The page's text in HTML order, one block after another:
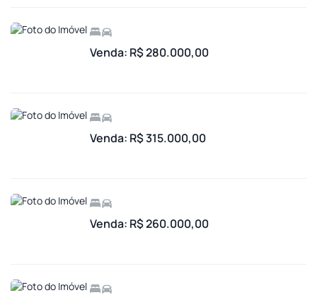
Venda: R$ 280.000,00
Venda: R$ 315.000,00
Venda: R$ 260.000,00